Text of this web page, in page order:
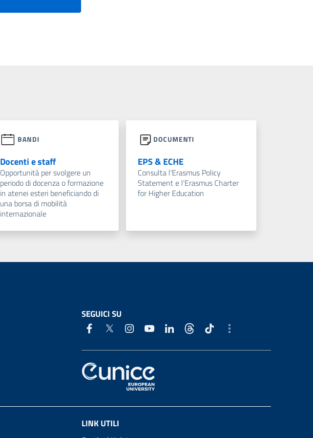
BANDI
Docenti e staff
Opportunità per svolgere un
periodo di docenza o formazione
in atenei esteri beneficiando di
una borsa di mobilità
internazionale
DOCUMENTI
EPS & ECHE
Consulta l'Erasmus Policy
Statement e l'Erasmus Charter
for Higher Education
SEGUICI SU
LINK UTILI